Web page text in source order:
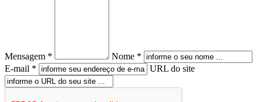
Mensagem *
Nome *
E-mail *
URL do site